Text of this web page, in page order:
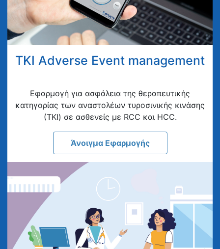
TKI Adverse Event management
Eφαρμογή για ασφάλεια της θεραπευτικής
κατηγορίας των αναστολέων τυροσινικής κινάσης
(ΤΚΙ) σε ασθενείς με RCC και HCC.
Άνοιγμα Εφαρμογής